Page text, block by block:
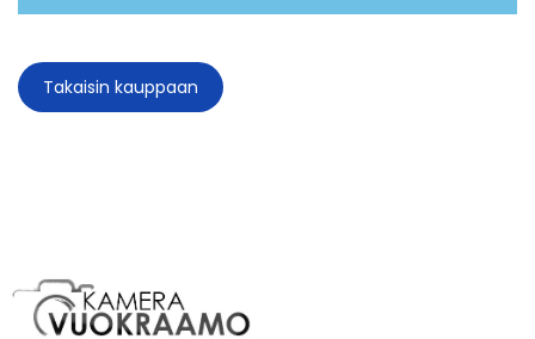
Takaisin kauppaan